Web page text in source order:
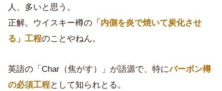
人、多いと思う。
正解。ウイスキー樽の 「内側を炎で焼いて炭化させ
る」工程のことやねん。
英語の「Char（焦がす）」が語源で、特にバーボン樽
の必須工程として知られとる。